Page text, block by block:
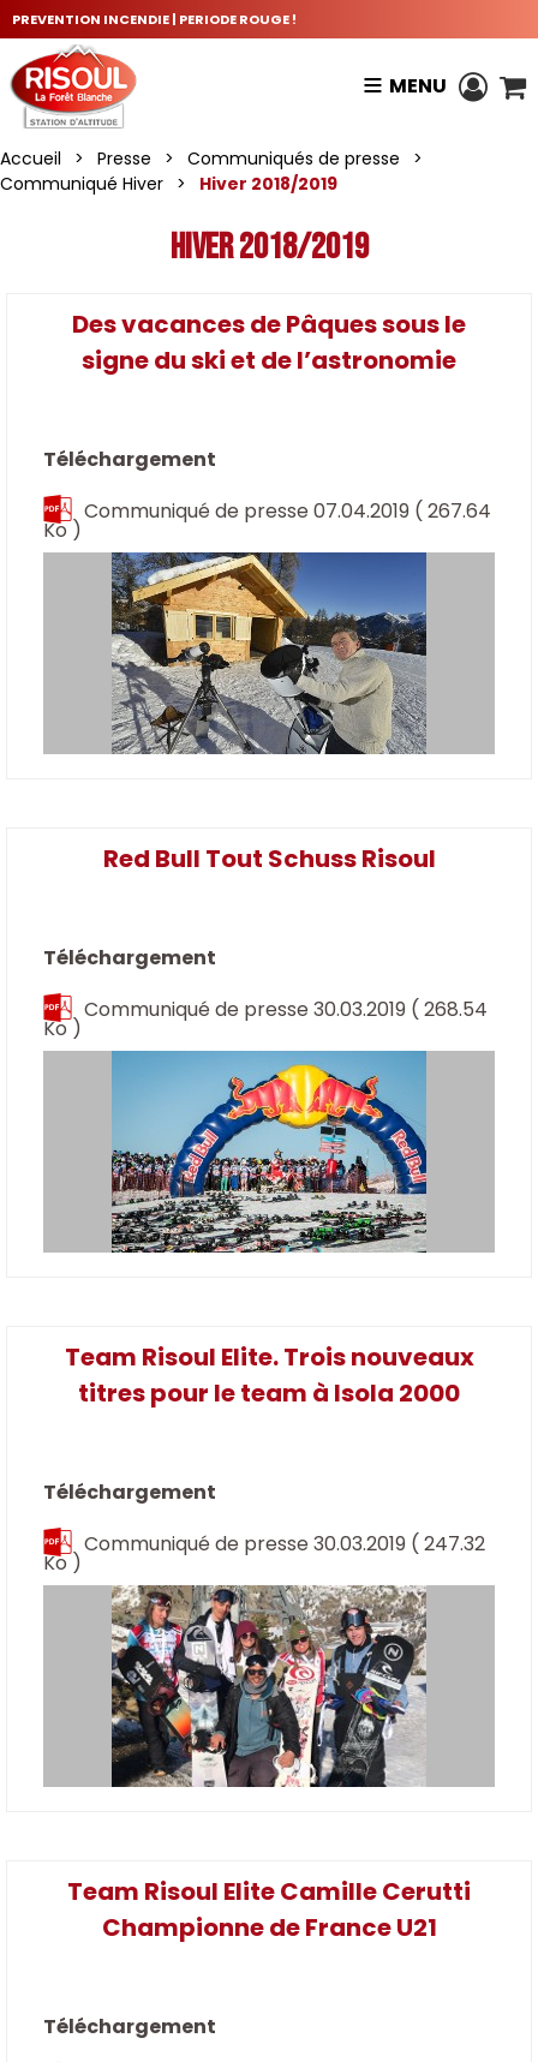
PREVENTION INCENDIE | PERIODE ROUGE !
MENU
Accueil > Presse > Communiqués de presse
>
Communiqué Hiver > Hiver 2018/2019
Hiver 2018/2019
Des vacances de Pâques sous le
signe du ski et de l’astronomie
Téléchargement
Communiqué de presse 07.04.2019 ( 267.64
Ko )
Red Bull Tout Schuss Risoul
Téléchargement
Communiqué de presse 30.03.2019 ( 268.54
Ko )
Team Risoul Elite. Trois nouveaux
titres pour le team à Isola 2000
Téléchargement
Communiqué de presse 30.03.2019 ( 247.32
Ko )
Team Risoul Elite Camille Cerutti
Championne de France U21
Téléchargement